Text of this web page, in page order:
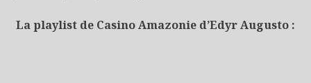
La playlist de Casino Amazonie d’Edyr Augusto :